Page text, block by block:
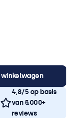
winkelwagen
4,8/5 op basis
van 5.000+
reviews